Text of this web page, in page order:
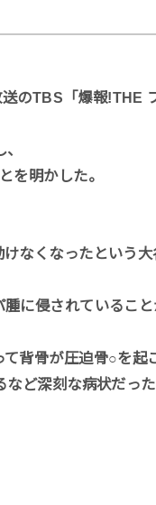
のTBS「爆報!THE
を明かした。
なくなったという大
に侵されていること
背骨が圧迫骨○を起
ど深刻な病状だった